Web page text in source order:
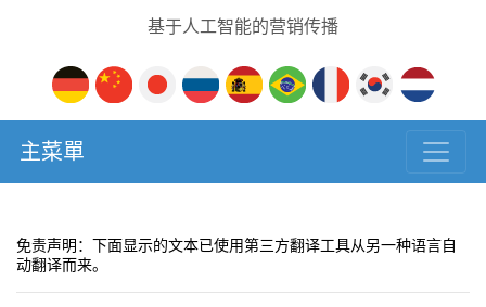
基于人工智能的营销传播
主菜單
免责声明：下面显示的文本已使用第三方翻译工具从另一种语言自
动翻译而来。